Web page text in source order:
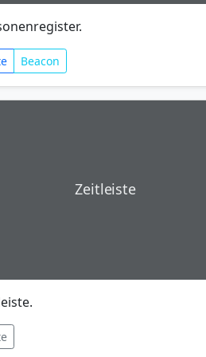
Beacon
Zeitleiste